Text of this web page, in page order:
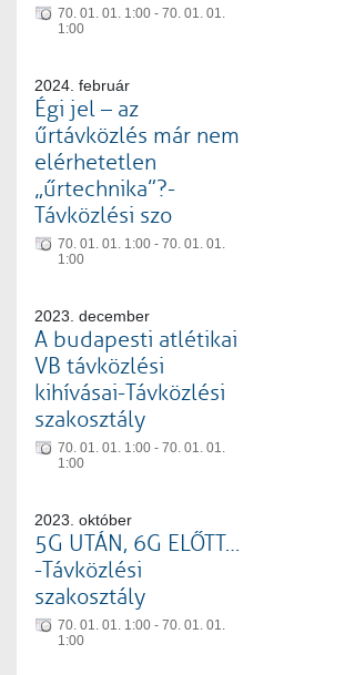
70. 01. 01. 1:00 - 70. 01. 01.
1:00
2024. február
Égi jel – az
űrtávközlés már nem
elérhetetlen
„űrtechnika”?-
Távközlési szo
70. 01. 01. 1:00 - 70. 01. 01.
1:00
2023. december
A budapesti atlétikai
VB távközlési
kihívásai-Távközlési
szakosztály
70. 01. 01. 1:00 - 70. 01. 01.
1:00
2023. október
5G UTÁN, 6G ELŐTT…
-Távközlési
szakosztály
70. 01. 01. 1:00 - 70. 01. 01.
1:00